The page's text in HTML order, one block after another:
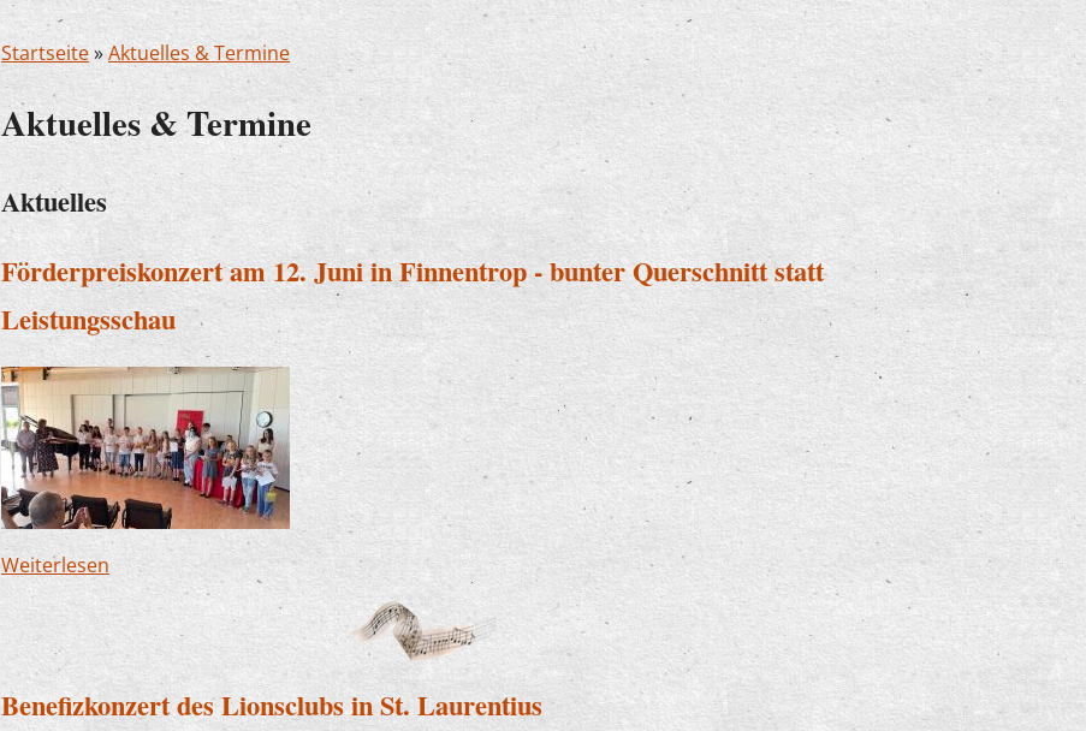
Startseite»Aktuelles & Termine
Aktuelles & Termine
Aktuelles
Förderpreiskonzert am 12. Juni in Finnentrop - bunter Querschnitt statt
Leistungsschau
Weiterlesen über Förderpreiskonzert am 12. Juni in Finnentrop - bunter Querschnitt statt
Leistungsschau
Benefizkonzert des Lionsclubs in St. Laurentius